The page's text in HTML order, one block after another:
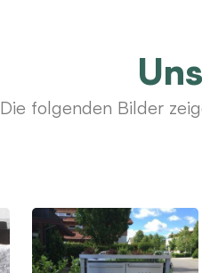
Die folgenden Bilder